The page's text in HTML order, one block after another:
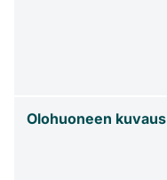
Olohuoneen kuvaus